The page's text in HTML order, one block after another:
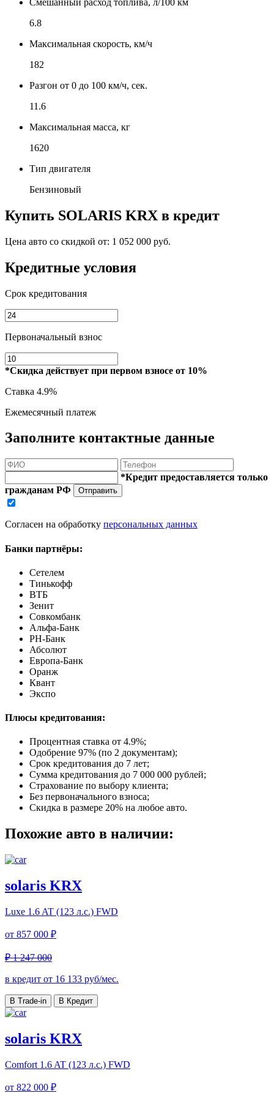
Смешанный расход топлива, л/100 км
6.8
Максимальная скорость, км/ч
182
Разгон от 0 до 100 км/ч, сек.
11.6
Максимальная масса, кг
1620
Тип двигателя
Бензиновый
Купить SOLARIS KRX в кредит
Цена авто со скидкой от: 1 052 000 руб.
Кредитные условия
Срок кредитования
Первоначальный взнос
*Скидка действует при первом взносе от 10%
Ставка 4.9%
Ежемесячный платеж
Заполните контактные данные
*Кредит предоставляется только
гражданам РФ
Отправить
Согласен на обработку персональных данных
Банки партнёры:
Сетелем
Тинькофф
ВТБ
Зенит
Совкомбанк
Альфа-Банк
РН-Банк
Абсолют
Европа-Банк
Оранж
Квант
Экспо
Плюсы кредитования:
Процентная ставка от 4.9%;
Одобрение 97% (по 2 документам);
Срок кредитования до 7 лет;
Сумма кредитования до 7 000 000 рублей;
Страхование по выбору клиента;
Без первоначального взноса;
Скидка в размере 20% на любое авто.
Похожие авто в наличии:
solaris KRX
Luxe 1.6 AT (123 л.с.) FWD
от 857 000 ₽
₽ 1 247 000
в кредит от 16 133 руб/мес.
В Trade-in В Кредит
solaris KRX
Comfort 1.6 AT (123 л.с.) FWD
от 822 000 ₽